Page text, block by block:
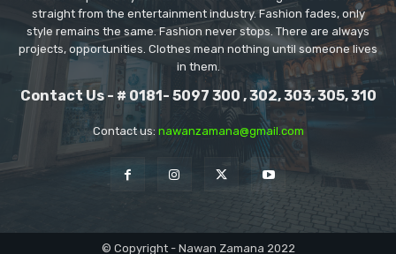
straight from the entertainment industry. Fashion fades, only
style remains the same. Fashion never stops. There are always
projects, opportunities. Clothes mean nothing until someone lives
in them.
Contact Us - # 0181- 5097 300 , 302, 303, 305, 310
Contact us: nawanzamana@gmail.com
© Copyright - Nawan Zamana 2022